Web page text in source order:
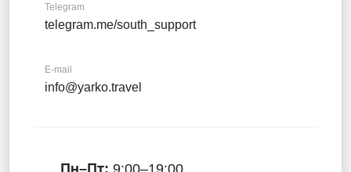
Telegram
telegram.me/south_support
E-mail
info@yarko.travel
Пн–Пт: 9:00–19:00